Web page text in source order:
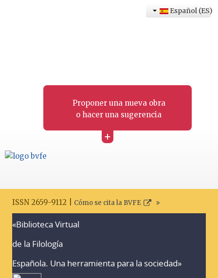
Proponer una nueva obra
o hacer una sugerencia
+
Español (ES)
ISSN 2659-9112 | Cómo se cita la BVFE
«Biblioteca Virtual
de la Filología
Española. Una herramienta para la sociedad»